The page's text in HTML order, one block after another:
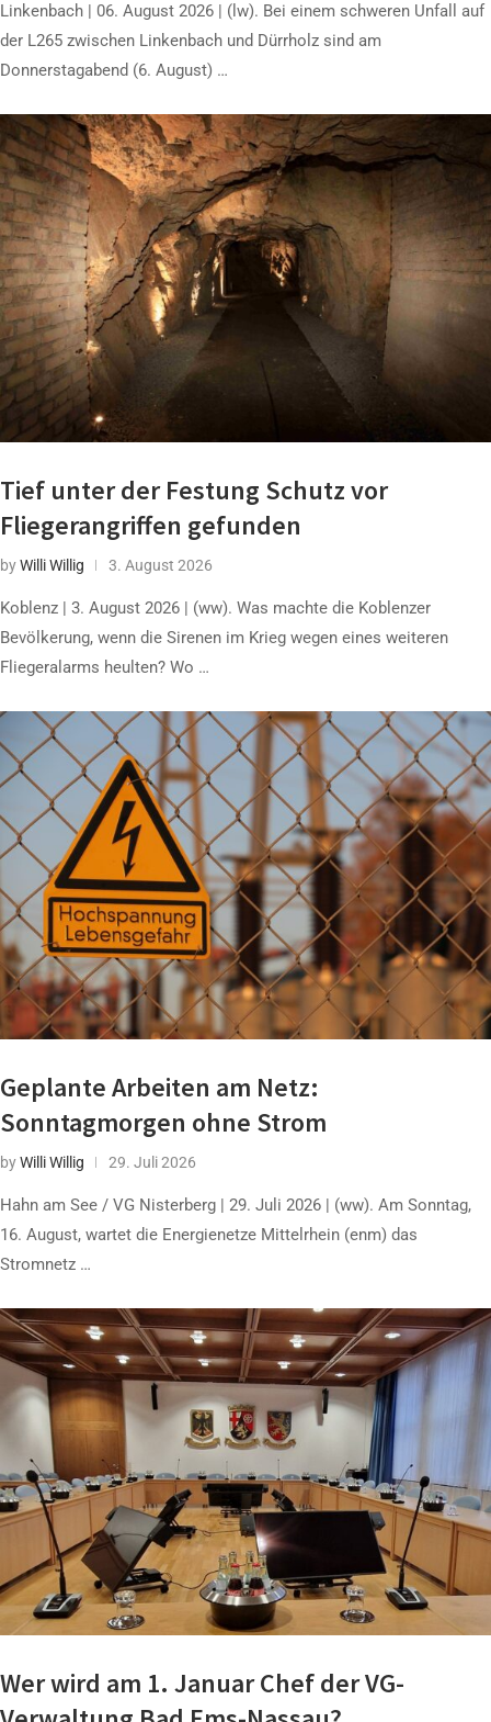
Linkenbach | 06. August 2026 | (lw). Bei einem schweren Unfall auf
der L265 zwischen Linkenbach und Dürrholz sind am
Donnerstagabend (6. August) …
Tief unter der Festung Schutz vor
Fliegerangriffen gefunden
byWilli Willig 3. August 2026
Koblenz | 3. August 2026 | (ww). Was machte die Koblenzer
Bevölkerung, wenn die Sirenen im Krieg wegen eines weiteren
Fliegeralarms heulten? Wo …
Geplante Arbeiten am Netz:
Sonntagmorgen ohne Strom
byWilli Willig 29. Juli 2026
Hahn am See / VG Nisterberg | 29. Juli 2026 | (ww). Am Sonntag,
16. August, wartet die Energienetze Mittelrhein (enm) das
Stromnetz …
Wer wird am 1. Januar Chef der VG-